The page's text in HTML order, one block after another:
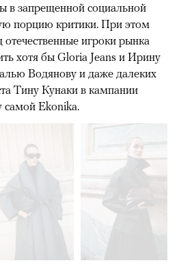
в запрещенной социальной
порцию критики. При этом
игроки рынка
хотя бы Gloria Jeans и Ирину
Водянову и даже далеких
Тину Кунаки в кампании
самой Ekonika.